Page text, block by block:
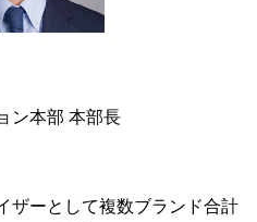
ン本部 本部長
ザーとして複数ブランド合計